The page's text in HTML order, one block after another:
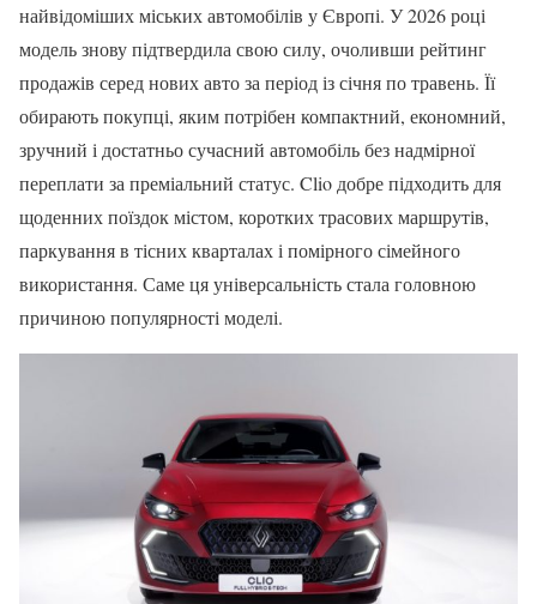
найвідоміших міських автомобілів у Європі. У 2026 році
модель знову підтвердила свою силу, очоливши рейтинг
продажів серед нових авто за період із січня по травень. Її
обирають покупці, яким потрібен компактний, економний,
зручний і достатньо сучасний автомобіль без надмірної
переплати за преміальний статус. Clio добре підходить для
щоденних поїздок містом, коротких трасових маршрутів,
паркування в тісних кварталах і помірного сімейного
використання. Саме ця універсальність стала головною
причиною популярності моделі.